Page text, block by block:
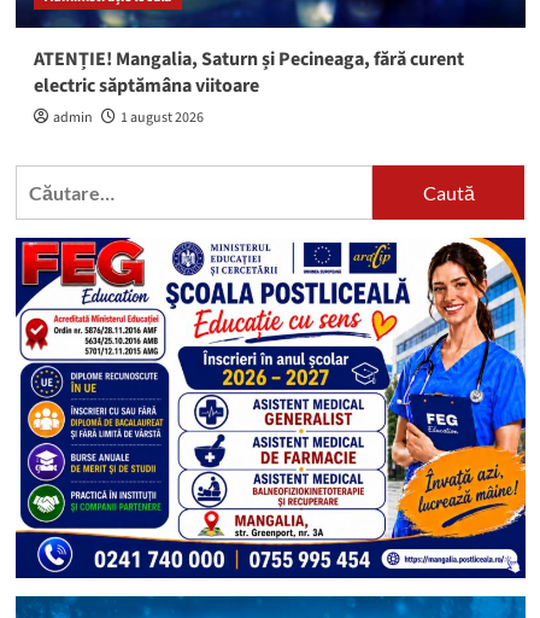
ATENȚIE! Mangalia, Saturn și Pecineaga, fără curent
electric săptămâna viitoare
admin 1 august 2026
Caută